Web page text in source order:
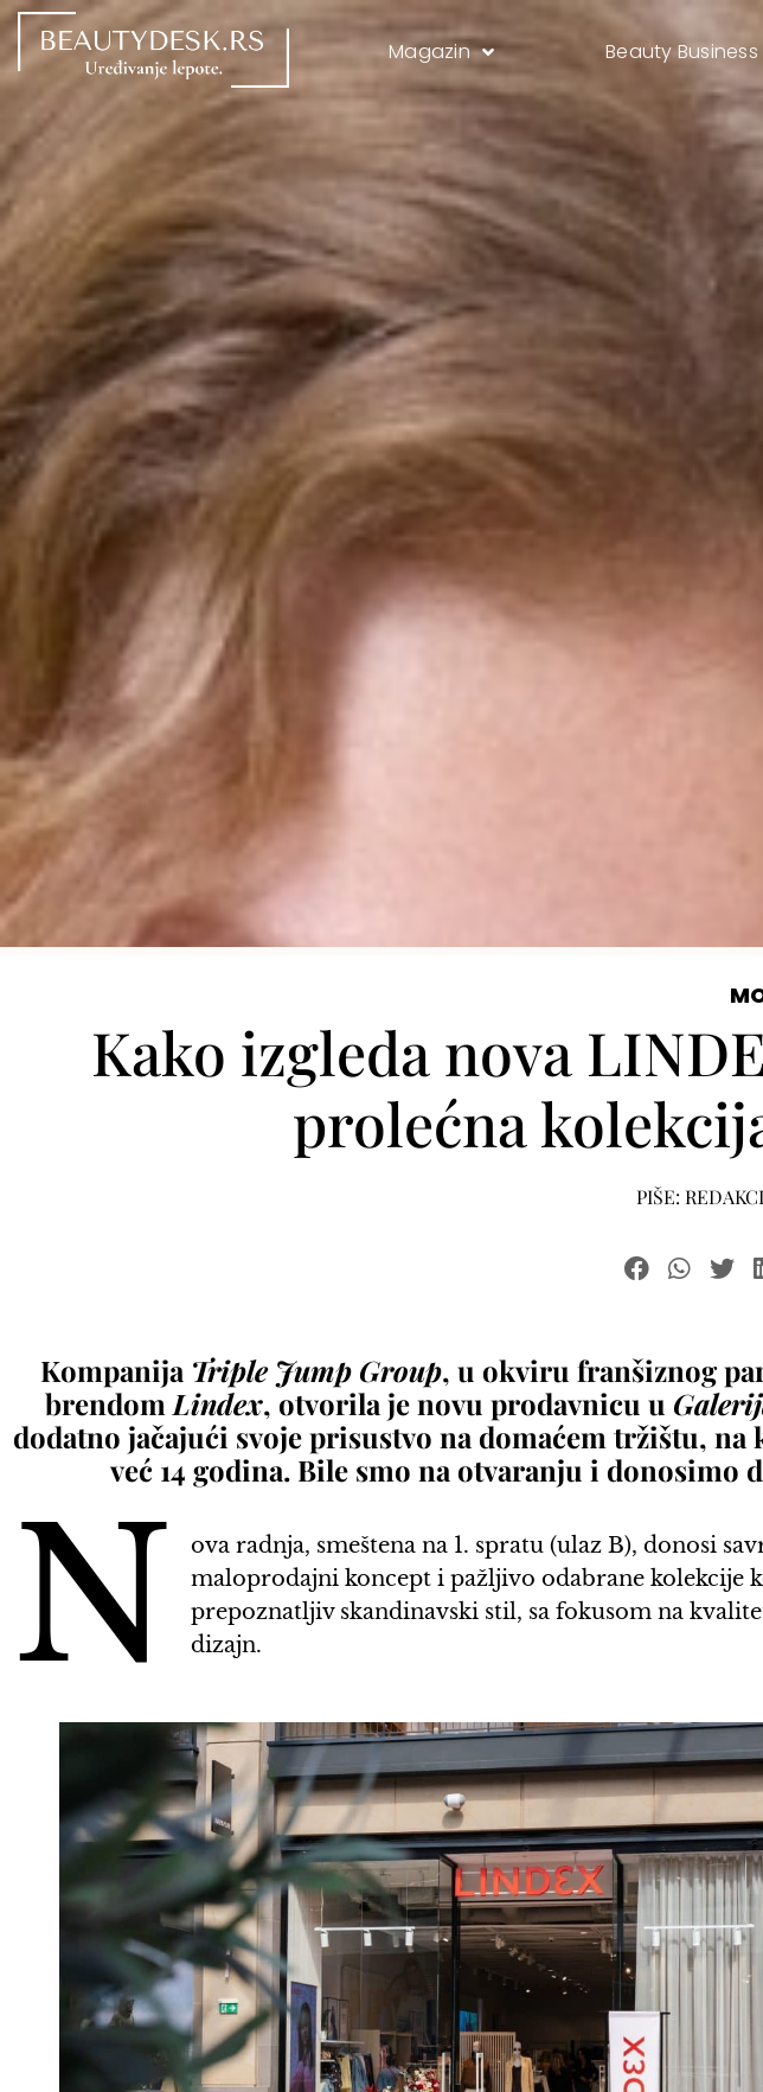
Magazin Beauty Business
Kako izgleda nova
prolećna
PIŠE:
Kompanija Triple Jump Group, u okviru franšiznog
brendom Lindex, otvorila je novu prodavnicu u
dodatno jačajući svoje prisustvo na domaćem tržištu, na
već 14 godina. Bile smo na otvaranju i donosimo
N
ova radnja, smeštena na 1. spratu (ulaz B), donosi
maloprodajni koncept i pažljivo odabrane kolekcije
prepoznatljiv skandinavski stil, sa fokusom na
dizajn.